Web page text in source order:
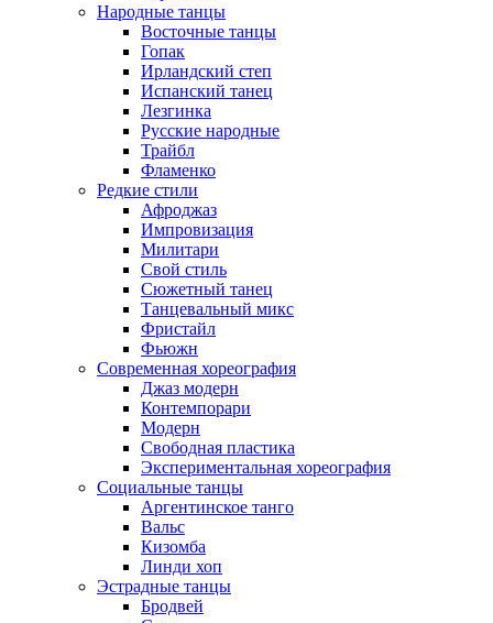
Народные танцы
Восточные танцы
Гопак
Ирландский степ
Испанский танец
Лезгинка
Русские народные
Трайбл
Фламенко
Редкие стили
Афроджаз
Импровизация
Милитари
Свой стиль
Сюжетный танец
Танцевальный микс
Фристайл
Фьюжн
Современная хореография
Джаз модерн
Контемпорари
Модерн
Свободная пластика
Экспериментальная хореография
Социальные танцы
Аргентинское танго
Вальс
Кизомба
Линди хоп
Эстрадные танцы
Бродвей